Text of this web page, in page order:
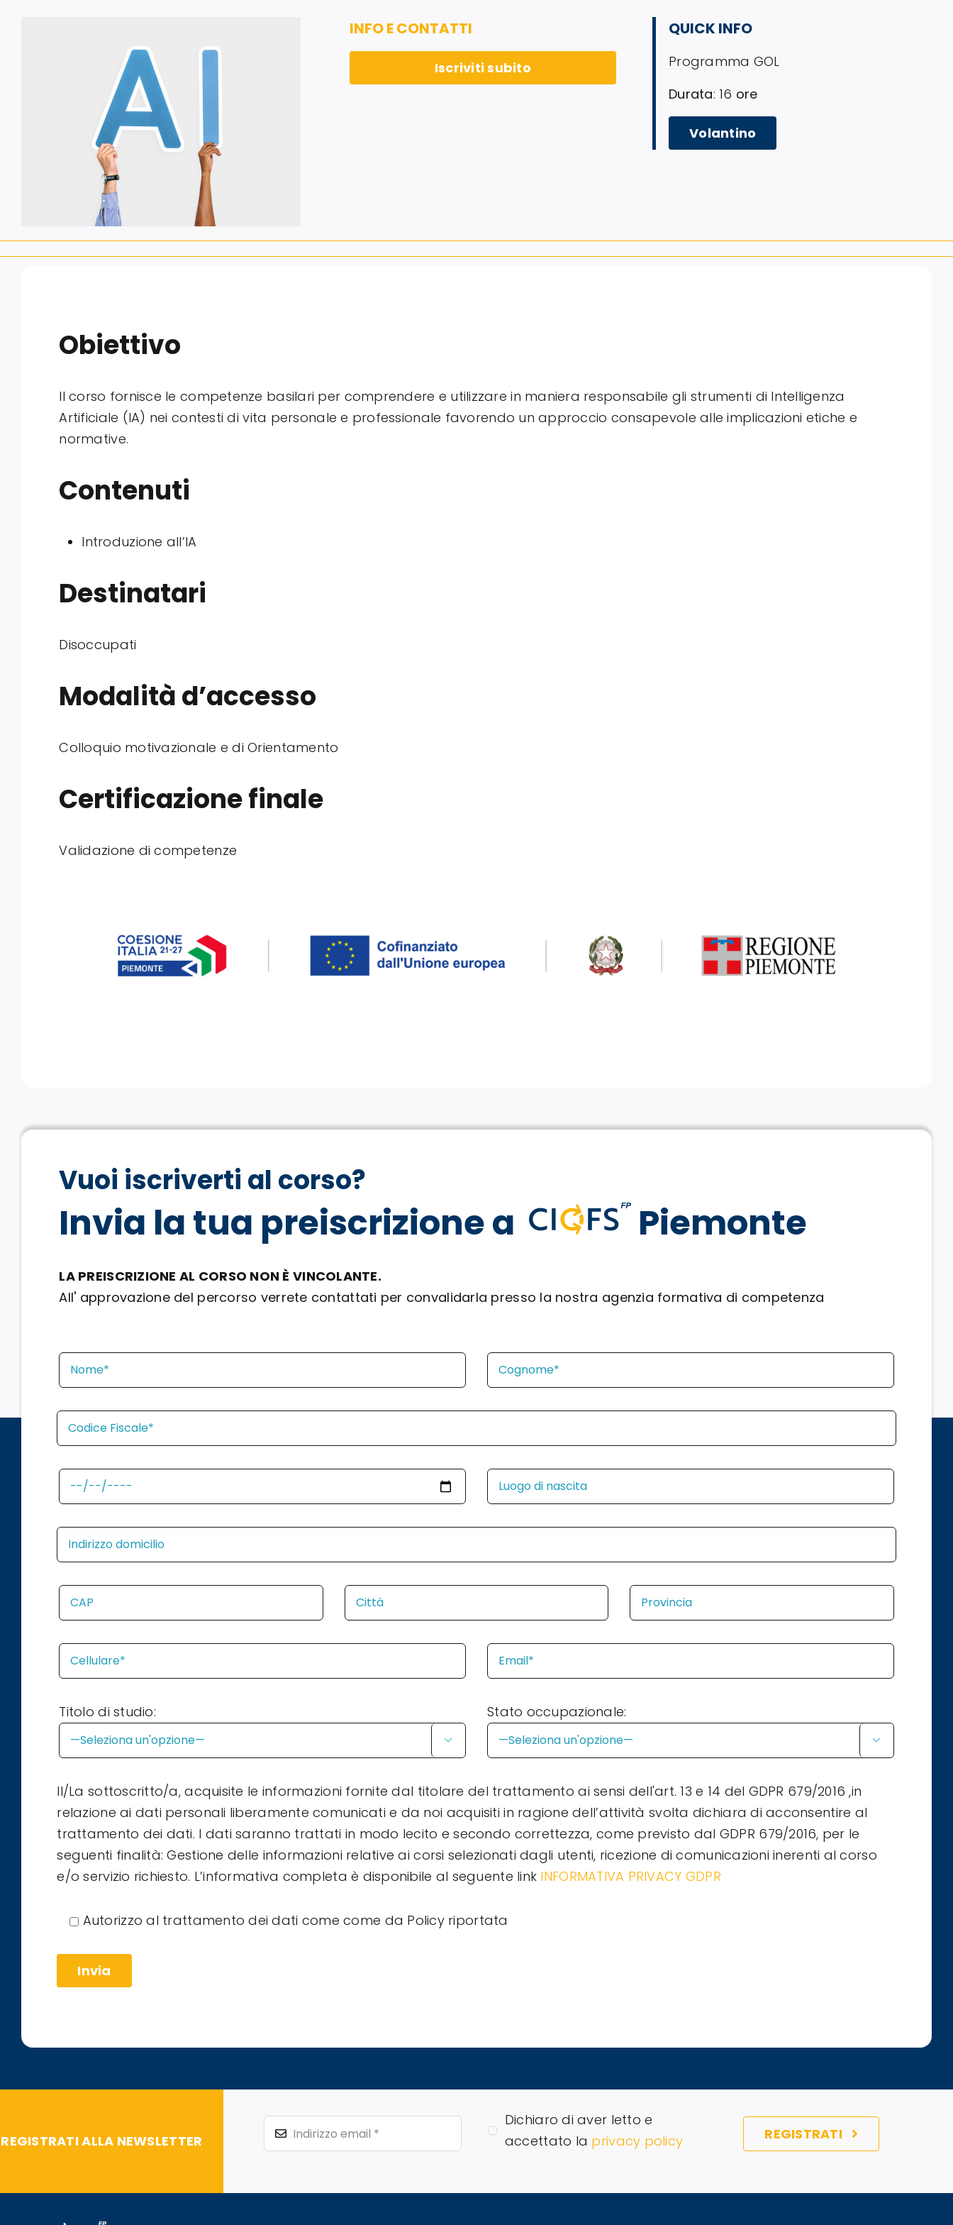
INFO E CONTATTI
Iscriviti subito
QUICK INFO
Programma GOL
Durata: 16 ore
Volantino
Obiettivo
Il corso fornisce le competenze basilari per comprendere e utilizzare in maniera responsabile gli strumenti di Intelligenza
Artificiale (IA) nei contesti di vita personale e professionale favorendo un approccio consapevole alle implicazioni etiche e
normative.
Contenuti
Introduzione all’IA
Destinatari
Disoccupati
Modalità d’accesso
Colloquio motivazionale e di Orientamento
Certificazione finale
Validazione di competenze
Vuoi iscriverti al corso?
Invia la tua preiscrizione a Piemonte
LA PREISCRIZIONE AL CORSO NON È VINCOLANTE.
All' approvazione del percorso verrete contattati per convalidarla presso la nostra agenzia formativa di competenza
Titolo di studio:

Stato occupazionale:

Il/La sottoscritto/a, acquisite le informazioni fornite dal titolare del trattamento ai sensi dell'art. 13 e 14 del GDPR 679/2016 ,in
relazione ai dati personali liberamente comunicati e da noi acquisiti in ragione dell’attività svolta dichiara di acconsentire al
trattamento dei dati. I dati saranno trattati in modo lecito e secondo correttezza, come previsto dal GDPR 679/2016, per le
seguenti finalità: Gestione delle informazioni relative ai corsi selezionati dagli utenti, ricezione di comunicazioni inerenti al corso
e/o servizio richiesto. L’informativa completa è disponibile al seguente link INFORMATIVA PRIVACY GDPR
Autorizzo al trattamento dei dati come come da Policy riportata
REGISTRATI ALLA NEWSLETTER
Dichiaro di aver letto e
accettato la privacy policy REGISTRATI